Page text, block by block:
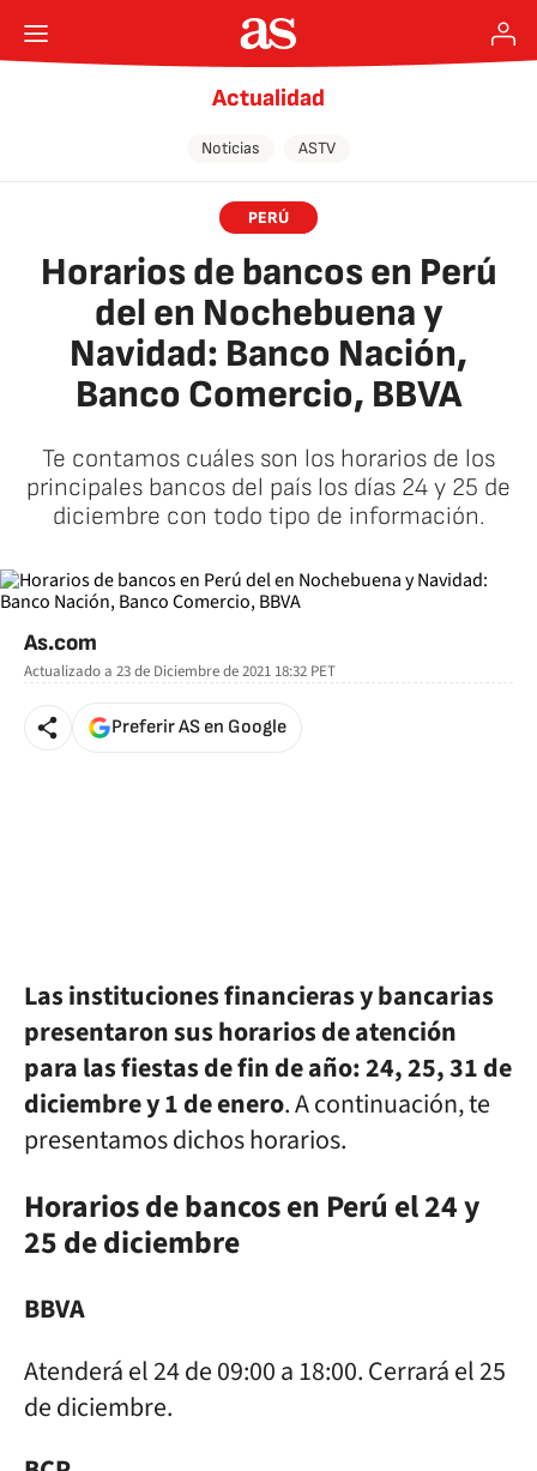
Actualidad
Noticias ASTV
PERÚ
Horarios de bancos en Perú
del en Nochebuena y
Navidad: Banco Nación,
Banco Comercio, BBVA
Te contamos cuáles son los horarios de los
principales bancos del país los días 24 y 25 de
diciembre con todo tipo de información.
As.com
Actualizado a 23 de Diciembre de 2021 18:32 PET
Preferir AS en Google
Las instituciones financieras y bancarias
presentaron sus horarios de atención
para las fiestas de fin de año: 24, 25, 31 de
diciembre y 1 de enero. A continuación, te
presentamos dichos horarios.
Horarios de bancos en Perú el 24 y
25 de diciembre
BBVA
Atenderá el 24 de 09:00 a 18:00. Cerrará el 25
de diciembre.